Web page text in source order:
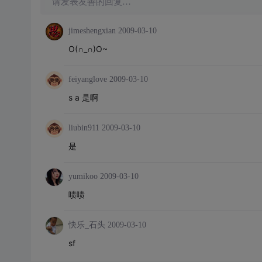
jimeshengxian 2009-03-10
O(∩_∩)O~
feiyanglove 2009-03-10
s a 是啊
liubin911 2009-03-10
是
yumikoo 2009-03-10
啧啧
快乐_石头 2009-03-10
sf